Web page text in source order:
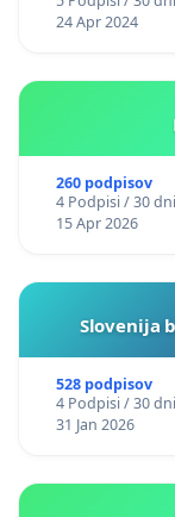
24 Apr 2024
260 podpisov
4 Podpisi / 30 dni
15 Apr 2026
Slovenija
528 podpisov
4 Podpisi / 30 dni
31 Jan 2026